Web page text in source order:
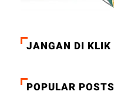
JANGAN DI KLIK
POPULAR POSTS